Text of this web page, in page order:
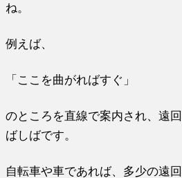
ね。
例えば、
「ここ を曲がればすぐ」
のところ を直線で案内され、遠
ばしばです。
自転車や車であれば、多少の遠